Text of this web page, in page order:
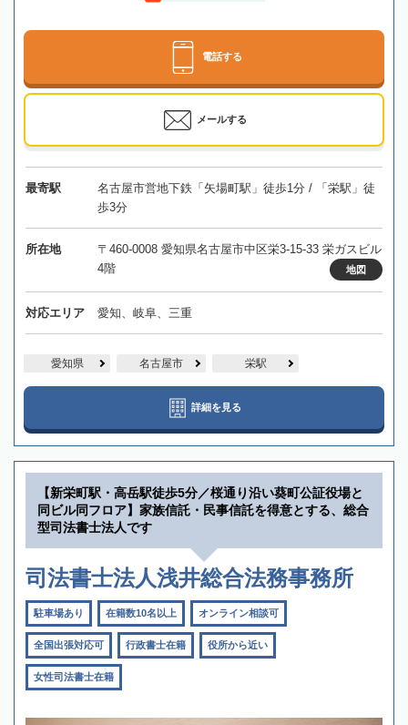
電話する
メールする
最寄駅
名古屋市営地下鉄「矢場町駅」徒歩1分 / 「栄駅」徒
歩3分
所在地
〒460-0008 愛知県名古屋市中区栄3-15-33 栄ガスビル
4階
地図
対応エリア 愛知、岐阜、三重
愛知県 名古屋市 栄駅
詳細を見る
【新栄町駅・高岳駅徒歩5分／桜通り沿い葵町公証役場と
同ビル同フロア】家族信託・民事信託を得意とする、総合
型司法書士法人です
司法書士法人浅井総合法務事務所
駐車場あり 在籍数10名以上 オンライン相談可
全国出張対応可 行政書士在籍 役所から近い
女性司法書士在籍